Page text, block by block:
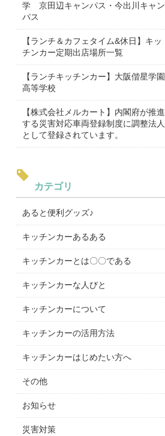
学 京田辺キャンパス・今出川キャン
パス
【ランチ＆カフェタイム&休日】キッ
チンカー定期出店場所一覧
【ランチキッチンカー】大阪偕星学園
高等学校
【株式会社メルカート】内閣府が推進
する災害対応車両登録制度に調整法人
として登録されています。
カテゴリ
あると便利グッズ♪
キッチンカーあるある
キッチンカーとは〇〇である
キッチンカーな人びと
キッチンカーについて
キッチンカーの活用方法
キッチンカーはじめたい方へ
その他
お知らせ
災害対策